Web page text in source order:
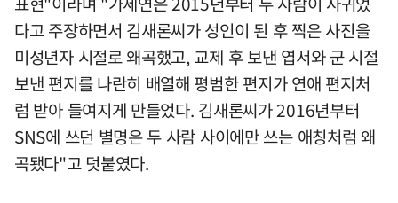
다고 주장하면서 김새론씨가 성인이 된 후 찍은 사진을
미성년자 시절로 왜곡했고, 교제 후 보낸 엽서와 군 시절
보낸 편지를 나란히 배열해 평범한 편지가 연애 편지처
럼 받아 들여지게 만들었다. 김새론씨가 2016년부터
SNS에 쓰던 별명은 두 사람 사이에만 쓰는 애칭처럼 왜
곡됐다"고 덧붙였다.